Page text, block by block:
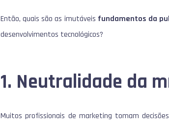
Então, quais são as imutáveis fundamentos da
desenvolvimentos tecnológicos?
1. Neutralidade da
Muitos profissionais de marketing tomam